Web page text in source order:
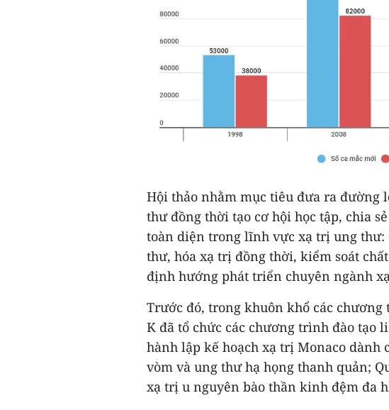
Hội thảo nhằm mục tiêu đưa ra đường
thư đồng thời tạo cơ hội học tập, chia
toàn diện trong lĩnh vực xạ trị ung
thư, hóa xạ trị đồng thời, kiểm soát
định hướng phát triển chuyên ngành
Trước đó, trong khuôn khổ các
K đã tổ chức các chương trình đào tạo
hành lập kế hoạch xạ trị Monaco dành
vòm và ung thư hạ họng thanh quản;
xạ trị u nguyên bào thần kinh đệm đa